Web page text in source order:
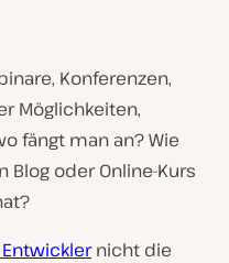
Konferenzen,
Möglichkeiten,
fängt man an? Wie
Blog oder Online-Kurs
nicht die